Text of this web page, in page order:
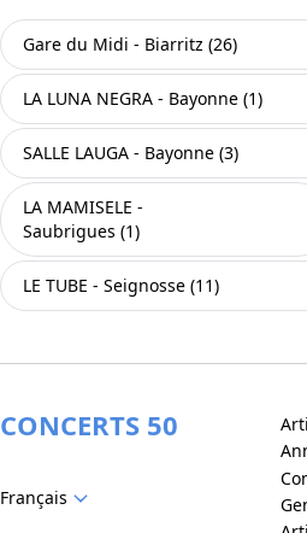
Gare du Midi - Biarritz (26)
LA LUNA NEGRA - Bayonne (1)
SALLE LAUGA - Bayonne (3)
LA MAMISELE -
Saubrigues (1)
LE TUBE - Seignosse (11)
CONCERTS 50
Français